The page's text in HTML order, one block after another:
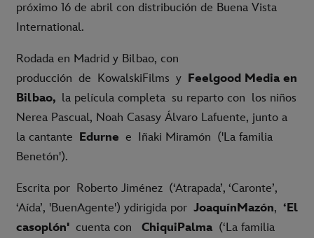
próximo 16 de abril con distribución de Buena Vista
International.
Rodada en Madrid y Bilbao, con
producción de KowalskiFilms y Feelgood Media en
Bilbao, la película completa su reparto con los niños
Nerea Pascual, Noah Casasy Álvaro Lafuente, junto a
la cantante Edurne e Iñaki Miramón ('La familia
Benetón').
Escrita por Roberto Jiménez (‘Atrapada’, ‘Caronte’,
‘Aída’, 'BuenAgente') ydirigida por JoaquínMazón, ‘El
casoplón' cuenta con ChiquiPalma (‘La familia